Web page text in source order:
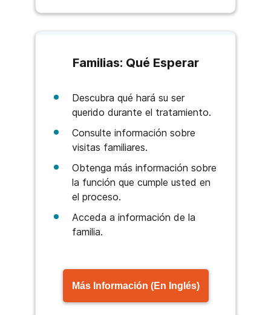
Familias: Qué Esperar
Descubra qué hará su ser
querido durante el tratamiento.
Consulte información sobre
visitas familiares.
Obtenga más información sobre
la función que cumple usted en
el proceso.
Acceda a información de la
familia.
Más Información (En Inglés)